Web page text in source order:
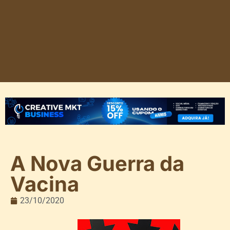
A Nova Guerra da
Vacina
23/10/2020